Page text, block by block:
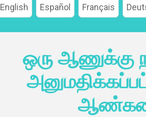
English Español Français
ஒரு ஆணுக்கு